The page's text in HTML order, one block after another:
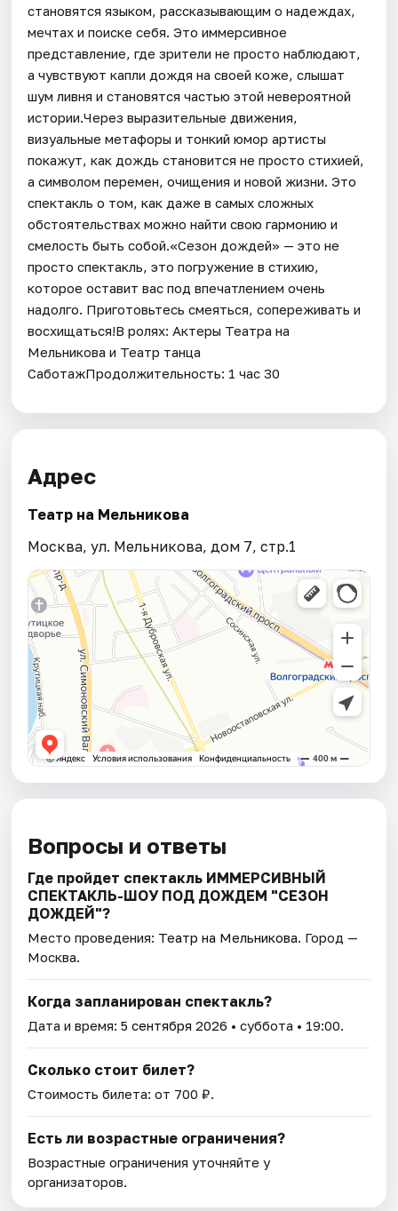
становятся языком, рассказывающим о надеждах,
мечтах и поиске себя. Это иммерсивное
представление, где зрители не просто наблюдают,
а чувствуют капли дождя на своей коже, слышат
шум ливня и становятся частью этой невероятной
истории.Через выразительные движения,
визуальные метафоры и тонкий юмор артисты
покажут, как дождь становится не просто стихией,
а символом перемен, очищения и новой жизни. Это
спектакль о том, как даже в самых сложных
обстоятельствах можно найти свою гармонию и
смелость быть собой.«Сезон дождей» — это не
просто спектакль, это погружение в стихию,
которое оставит вас под впечатлением очень
надолго. Приготовьтесь смеяться, сопереживать и
восхищаться!В ролях: Актеры Театра на
Мельникова и Театр танца
СаботажПродолжительность: 1 час 30
Адрес
Театр на Мельникова
Москва, ул. Мельникова, дом 7, стр.1
Вопросы и ответы
Где пройдет спектакль ИММЕРСИВНЫЙ
СПЕКТАКЛЬ-ШОУ ПОД ДОЖДЕМ "СЕЗОН
ДОЖДЕЙ"?
Место проведения: Театр на Мельникова. Город —
Москва.
Когда запланирован спектакль?
Дата и время:5 сентября 2026 • суббота • 19:00.
Сколько стоит билет?
Стоимость билета: от 700 ₽.
Есть ли возрастные ограничения?
Возрастные ограничения уточняйте у
организаторов.